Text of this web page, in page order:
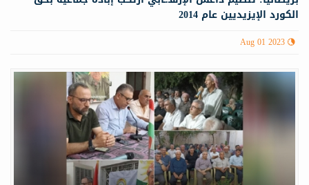
الكورد الإيزيديين عام 2014
Aug 01 2023